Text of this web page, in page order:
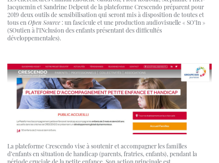
Jacquemin et Sandrine Delpeut de la plateforme Crescendo préparent pour
2019 deux outils de sensibilisation qui seront mis à disposition de toutes et
tous en Open Source : un fascicule et une production audiovisuelle « SO’In »
(SOutien à l’INclusion des enfants présentant des difficultés
développementales).
La plateforme Crescendo vise à soutenir et accompagner les familles
d’enfants en situation de handicap (parents, fratries, enfants), pendant la
période cruciale de la petite enfance. Son action principale est